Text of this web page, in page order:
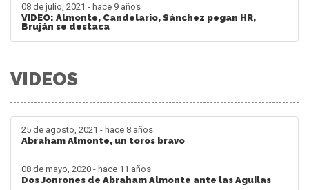
08 de julio, 2021 - hace 9 años
VIDEO: Almonte, Candelario, Sánchez pegan HR,
Bruján se destaca
VIDEOS
25 de agosto, 2021 - hace 8 años
Abraham Almonte, un toros bravo
08 de mayo, 2020 - hace 11 años
Dos Jonrones de Abraham Almonte ante las Aguilas